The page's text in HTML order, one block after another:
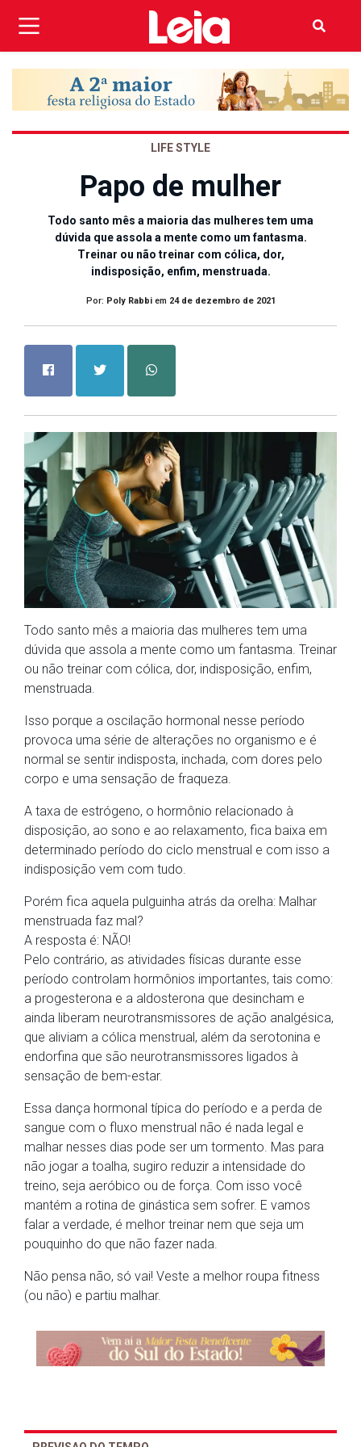
LIFE STYLE
Papo de mulher
Todo santo mês a maioria das mulheres tem uma
dúvida que assola a mente como um fantasma.
Treinar ou não treinar com cólica, dor,
indisposição, enfim, menstruada.
Por: Poly Rabbiem 24 de dezembro de 2021
Todo santo mês a maioria das mulheres tem uma
dúvida que assola a mente como um fantasma. Treinar
ou não treinar com cólica, dor, indisposição, enfim,
menstruada.
Isso porque a oscilação hormonal nesse período
provoca uma série de alterações no organismo e é
normal se sentir indisposta, inchada, com dores pelo
corpo e uma sensação de fraqueza.
A taxa de estrógeno, o hormônio relacionado à
disposição, ao sono e ao relaxamento, fica baixa em
determinado período do ciclo menstrual e com isso a
indisposição vem com tudo.
Porém fica aquela pulguinha atrás da orelha: Malhar
menstruada faz mal?
A resposta é: NÃO!
Pelo contrário, as atividades físicas durante esse
período controlam hormônios importantes, tais como:
a progesterona e a aldosterona que desincham e
ainda liberam neurotransmissores de ação analgésica,
que aliviam a cólica menstrual, além da serotonina e
endorfina que são neurotransmissores ligados à
sensação de bem-estar.
Essa dança hormonal típica do período e a perda de
sangue com o fluxo menstrual não é nada legal e
malhar nesses dias pode ser um tormento. Mas para
não jogar a toalha, sugiro reduzir a intensidade do
treino, seja aeróbico ou de força. Com isso você
mantém a rotina de ginástica sem sofrer. E vamos
falar a verdade, é melhor treinar nem que seja um
pouquinho do que não fazer nada.
Não pensa não, só vai! Veste a melhor roupa fitness
(ou não) e partiu malhar.